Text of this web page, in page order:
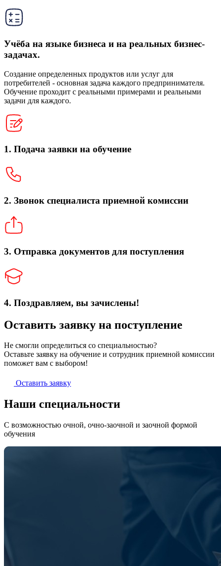
Учёба на языке бизнеса и на реальных бизнес-
задачах.
Создание определенных продуктов или услуг для
потребителей - основная задача каждого предпринимателя.
Обучение проходит с реальными примерами и реальными
задачи для каждого.
1. Подача заявки на обучение
2. Звонок специалиста приемной комиссии
3. Отправка документов для поступления
4. Поздравляем, вы зачислены!
Оставить заявку на поступление
Не смогли определиться со специальностью?
Оставьте заявку на обучение и сотрудник приемной комиссии
поможет вам с выбором!
Оставить заявку
Наши специальности
С возможностью очной, очно-заочной и заочной формой
обучения